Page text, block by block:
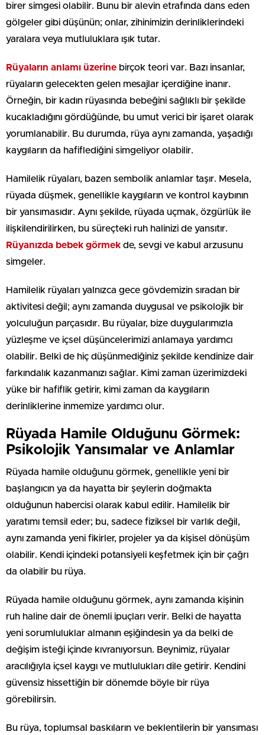
birer simgesi olabilir. Bunu bir alevin etrafında dans eden
gölgeler gibi düşünün; onlar, zihinimizin derinliklerindeki
yaralara veya mutluluklara ışık tutar.
Rüyaların anlamı üzerine birçok teori var. Bazı insanlar,
rüyaların gelecekten gelen mesajlar içerdiğine inanır.
Örneğin, bir kadın rüyasında bebeğini sağlıklı bir şekilde
kucakladığını gördüğünde, bu umut verici bir işaret olarak
yorumlanabilir. Bu durumda, rüya aynı zamanda, yaşadığı
kaygıların da hafiflediğini simgeliyor olabilir.
Hamilelik rüyaları, bazen sembolik anlamlar taşır. Mesela,
rüyada düşmek, genellikle kaygıların ve kontrol kaybının
bir yansımasıdır. Aynı şekilde, rüyada uçmak, özgürlük ile
ilişkilendirilirken, bu süreçteki ruh halinizi de yansıtır.
Rüyanızda bebek görmek de, sevgi ve kabul arzusunu
simgeler.
Hamilelik rüyaları yalnızca gece gövdemizin sıradan bir
aktivitesi değil; aynı zamanda duygusal ve psikolojik bir
yolculuğun parçasıdır. Bu rüyalar, bize duygularımızla
yüzleşme ve içsel düşüncelerimizi anlamaya yardımcı
olabilir. Belki de hiç düşünmediğiniz şekilde kendinize dair
farkındalık kazanmanızı sağlar. Kimi zaman üzerimizdeki
yüke bir hafiflik getirir, kimi zaman da kaygıların
derinliklerine inmemize yardımcı olur.
Rüyada Hamile Olduğunu Görmek:
Psikolojik Yansımalar ve Anlamlar
Rüyada hamile olduğunu görmek, genellikle yeni bir
başlangıcın ya da hayatta bir şeylerin doğmakta
olduğunun habercisi olarak kabul edilir. Hamilelik bir
yaratımı temsil eder; bu, sadece fiziksel bir varlık değil,
aynı zamanda yeni fikirler, projeler ya da kişisel dönüşüm
olabilir. Kendi içindeki potansiyeli keşfetmek için bir çağrı
da olabilir bu rüya.
Rüyada hamile olduğunu görmek, aynı zamanda kişinin
ruh haline dair de önemli ipuçları verir. Belki de hayatta
yeni sorumluluklar almanın eşiğindesin ya da belki de
değişim isteği içinde kıvranıyorsun. Beynimiz, rüyalar
aracılığıyla içsel kaygı ve mutlulukları dile getirir. Kendini
güvensiz hissettiğin bir dönemde böyle bir rüya
görebilirsin.
Bu rüya, toplumsal baskıların ve beklentilerin bir yansıması